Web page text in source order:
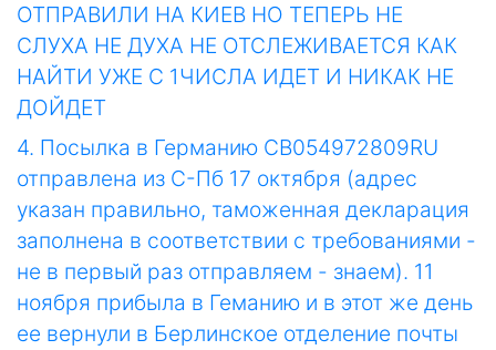
ОТПРАВИЛИ НА КИЕВ НО ТЕПЕРЬ НЕ
СЛУХА НЕ ДУХА НЕ ОТСЛЕЖИВАЕТСЯ КАК
НАЙТИ УЖЕ С 1ЧИСЛА ИДЕТ И НИКАК НЕ
ДОЙДЕТ
4. Посылка в Германию CB054972809RU
отправлена из С-Пб 17 октября (адрес
указан правильно, таможенная декларация
заполнена в соответствии с требованиями -
не в первый раз отправляем - знаем). 11
ноября прибыла в Геманию и в этот же день
ее вернули в Берлинское отделение почты